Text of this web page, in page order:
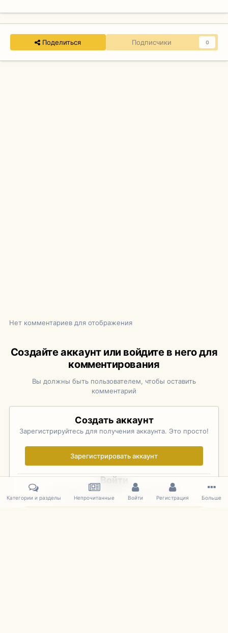
Поделиться Подписчики 0
Нет комментариев для отображения
Создайте аккаунт или войдите в него для
комментирования
Вы должны быть пользователем, чтобы оставить
комментарий
Создать аккаунт
Зарегистрируйтесь для получения аккаунта. Это просто!
Зарегистрировать аккаунт
Войти
Уже зарегистрированы? Войдите здесь.
Категории и разделы Непрочитанные Войти Регистрация Больше